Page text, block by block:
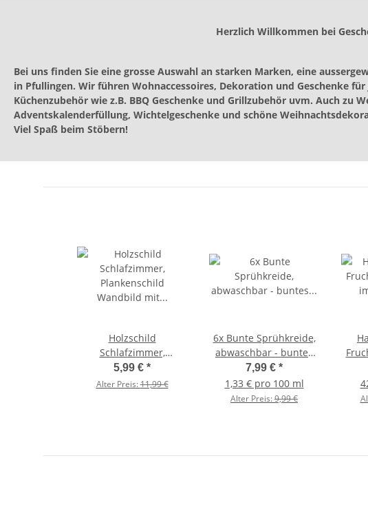
Herzlich Willkommen bei
Bei uns finden Sie eine grosse Auswahl an starken Marken, eine
in Pfullingen. Wir führen Wohnaccessoires, Dekoration und Geschenke
Küchenzubehör wie z.B. BBQ Geschenke und Grillzubehör uvm. Auch
Adventskalenderfüllung, Wichtelgeschenke und schöne
Viel Spaß beim Stöbern!
Holzschild
Schlafzimmer,
Plankenschild
Wandbild mit witzigen
5,99 € *
Alter Preis:11,99 €
6x Bunte Sprühkreide,
abwaschbar - buntes
Markierungsspray,
Kreidespray, Graffiti
Farbe
7,99 € *
1,33 € pro 100 ml
Alter Preis:9,99 €